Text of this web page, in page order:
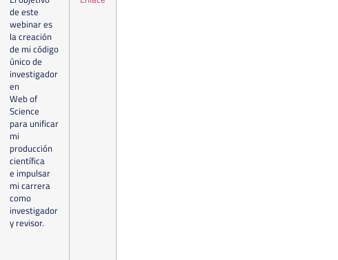
de este
webinar es
la creación
de mi código
único de
investigador
en
Web of
Science
para unificar
mi
producción
científica
e impulsar
mi carrera
como
investigador
y revisor.